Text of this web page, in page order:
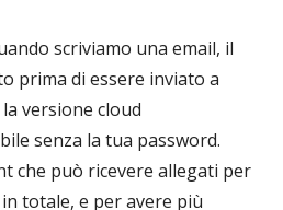
scriviamo una email, il
prima di essere inviato a
versione cloud
senza la tua password.
che può ricevere allegati per
totale, e per avere più